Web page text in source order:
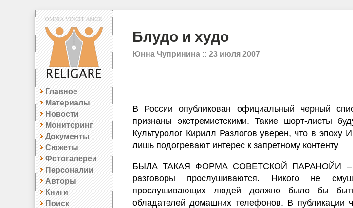
Главное
Материалы
Новости
Мониторинг
Документы
Сюжеты
Фотогалереи
Персоналии
Авторы
Книги
Поиск
Блудо и худо
Юнна Чупринина :: 23 июля 2007
В России опубликован официальный черный
признаны экстремистскими. Такие шорт-листы
Культуролог Кирилл Разлогов уверен, что в эпоху
лишь подогревают интерес к запретному контенту
БЫЛА ТАКАЯ ФОРМА СОВЕТСКОЙ ПАРАНОЙИ –
разговоры прослушиваются. Никого не
прослушивающих людей должно было бы
обладателей домашних телефонов. В публикации